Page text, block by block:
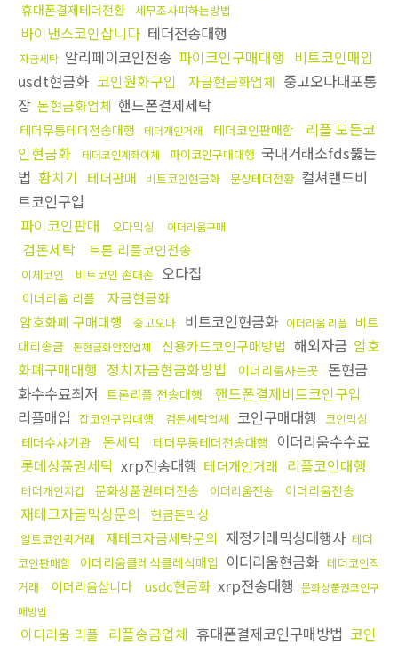
휴대폰결제테더전환 세무조사피하는방법
바이낸스코인삽니다 테더전송대행
자금세탁 알리페이코인전송 파이코인구매대행 비트코인매입
usdt현금화 코인원화구입 자금현금화업체 중고오다대포통
장 돈현금화업체 핸드폰결제세탁
테더무통테더전송대행 테더개인거래 테더코인판매함
리플 모든코
인현금화
테더코인계좌이체 파이코인구매대행 국내거래소fds뚫는
법 환치기 테더판매 비트코인현금화 문상테더전환 컬쳐랜드비
트코인구입
파이코인판매
오다믹싱 이더리움구매
검돈세탁 트론 리플코인전송
이체코인 비트코인 손대손 오다집
이더리움 리플
자금현금화
암호화폐 구매대행
중고오다 비트코인현금화 이더리움 리플 비트
대리송금 돈현금화안전업체 신용카드코인구매방법 해외자금 암호
화폐구매대행 정치자금현금화방법 이더리움사는곳 돈현금
화수수료최저 트론리플 전송대행
핸드폰결제비트코인구입
리플매입 잡코인구입대행 검돈세탁업체 코인구매대행 코인믹싱
테더수사기관 돈세탁 테더무통테더전송대행 이더리움수수료
롯데상품권세탁 xrp전송대행 테더개인거래 리플코인대행
테더개인지갑 문화상품권테더전송 이더리움전송 이더리움전송
재테크자금믹싱문의 현금돈믹싱
알트코인퀵거래 재테크자금세탁문의 재정거래믹싱대행사 테더
코인판매함
이더리움클레식클레식매입 이더리움현금화 테더코인직
거래
이더리움삽니다 usdc현금화 xrp전송대행 문화상품권코인구
매방법
이더리움 리플 리플송금업체 휴대폰결제코인구매방법 코인